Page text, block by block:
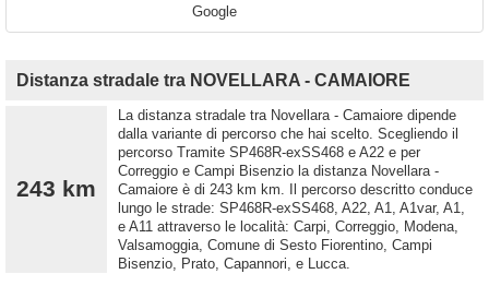
Google
Distanza stradale tra NOVELLARA - CAMAIORE
243 km
La distanza stradale tra Novellara - Camaiore dipende
dalla variante di percorso che hai scelto. Scegliendo il
percorso Tramite SP468R-exSS468 e A22 e per
Correggio e Campi Bisenzio la distanza Novellara -
Camaiore è di 243 km km. Il percorso descritto conduce
lungo le strade: SP468R-exSS468, A22, A1, A1var, A1,
e A11 attraverso le località: Carpi, Correggio, Modena,
Valsamoggia, Comune di Sesto Fiorentino, Campi
Bisenzio, Prato, Capannori, e Lucca.